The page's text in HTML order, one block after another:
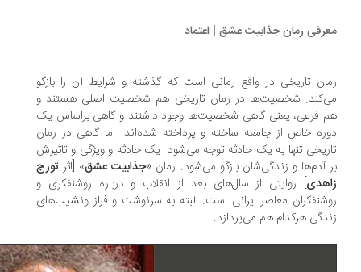
رمان جذابیت عشق | اعتماد
تاریخی در واقع رمانی است که گذشته و شرایط آن را بازگو
شخصیت‌ها در رمان تاریخی هم شخصیت اصلی هستند و
فرعی، یعنی گاهی شخصیت‌ها وجود داشتند و گاهی براساس یک
خاص از جامعه ساخته و پرداخته شده‌اند. اما گاهی در رمان
تنها به یک حادثه توجه می‌شود. یک حادثه و ویژگی و تاثیرش
آدم‌ها و زندگی‌شان بازگو می‌شود. رمان « جذابیت عشق» [اثرتورج
] روایتی از سال‌های بعد از انقلاب و درباره روشنفکری و
معاصر ایرانی است. البته به سرنوشت و فراز ونشیب‌های
هرکدام هم می‌پردازد.